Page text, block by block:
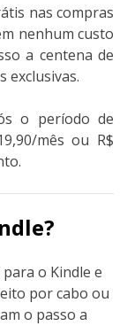
nas compras
nenhum custo
a centena de
exclusivas.
o período de
mês ou R$
o Kindle e
por cabo ou
o passo a